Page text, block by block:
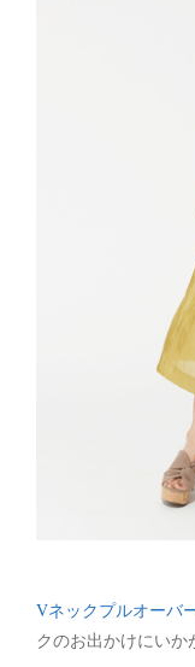
Vネックプルオーバ
クのお出かけにいか